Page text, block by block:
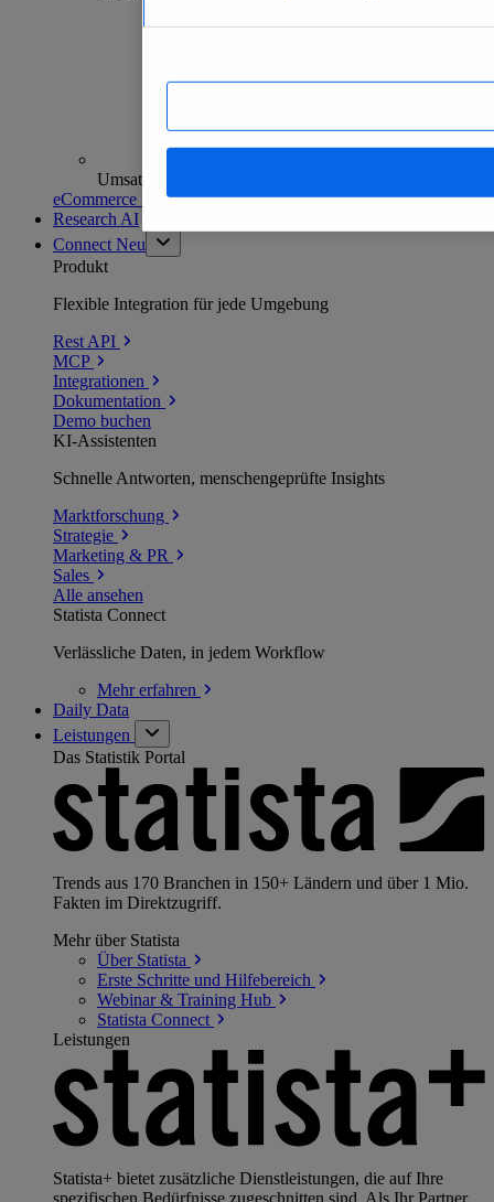
Umsatzanalysen und -prognosen
eCommerce Insights entdecken
Research AI
Connect Neu
Produkt
Flexible Integration für jede Umgebung
Rest API
MCP
Integrationen
Dokumentation
Demo buchen
KI-Assistenten
Schnelle Antworten, menschengeprüfte Insights
Marktforschung
Strategie
Marketing & PR
Sales
Alle ansehen
Statista Connect
Verlässliche Daten, in jedem Workflow
Mehrerfahren
Daily Data
Leistungen
Das Statistik Portal
Trends aus 170 Branchen in 150+ Ländern und über 1 Mio.
Fakten im Direktzugriff.
Mehr über Statista
Über Statista
Erste Schritte und Hilfebereich
Webinar & Training Hub
Statista Connect
Leistungen
Statista+ bietet zusätzliche Dienstleistungen, die auf Ihre
spezifischen Bedürfnisse zugeschnitten sind. Als Ihr Partner